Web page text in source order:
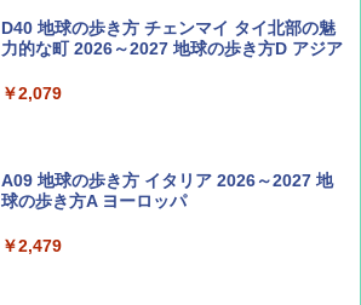
ディズニーファン ２０２６年 ９月号 [雑
誌] (ＤＩＳＮＥＹ ＦＡＮ)
￥713
山と溪谷 2026年8月号「南アルプス大全」
D40 地球の歩き方 チェンマイ タイ北部の魅
力的な町 2026～2027 地球の歩き方D アジア
￥2,079
A09 地球の歩き方 イタリア 2026～2027 地
球の歩き方A ヨーロッパ
￥2,479